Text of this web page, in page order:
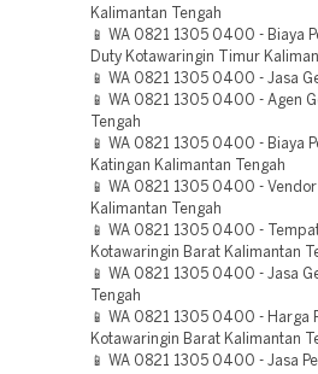
Kalimantan Tengah
📱 WA 0821 1305 0400 - Biaya
Duty Kotawaringin Timur
📱 WA 0821 1305 0400 - Jasa
📱 WA 0821 1305 0400 - Agen
Tengah
📱 WA 0821 1305 0400 - Biaya
Katingan Kalimantan Tengah
📱 WA 0821 1305 0400 -
Kalimantan Tengah
📱 WA 0821 1305 0400 -
Kotawaringin Barat Kalimantan
📱 WA 0821 1305 0400 - Jasa
Tengah
📱 WA 0821 1305 0400 - Harga
Kotawaringin Barat Kalimantan
📱 WA 0821 1305 0400 - Jasa